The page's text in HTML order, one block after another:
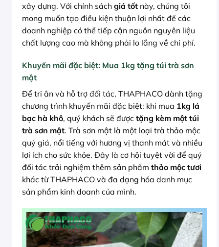
xây dựng. Với chính sách giá tốt này, chúng tôi
mong muốn tạo điều kiện thuận lợi nhất để các
doanh nghiệp có thể tiếp cận nguồn nguyên liệu
chất lượng cao mà không phải lo lắng về chi phí.
Khuyến mãi đặc biệt: Mua 1kg tặng túi trà sơn
mật
Để tri ân và hỗ trợ đối tác, THAPHACO dành tặng
chương trình khuyến mãi đặc biệt: khi mua 1kg lá
bạc hà khô, quý khách sẽ được tặng kèm một túi
trà sơn mật. Trà sơn mật là một loại trà thảo mộc
quý giá, nổi tiếng với hương vị thanh mát và nhiều
lợi ích cho sức khỏe. Đây là cơ hội tuyệt vời để quý
đối tác trải nghiệm thêm sản phẩm thảo mộc tươi
khác từ THAPHACO và đa dạng hóa danh mục
sản phẩm kinh doanh của mình.